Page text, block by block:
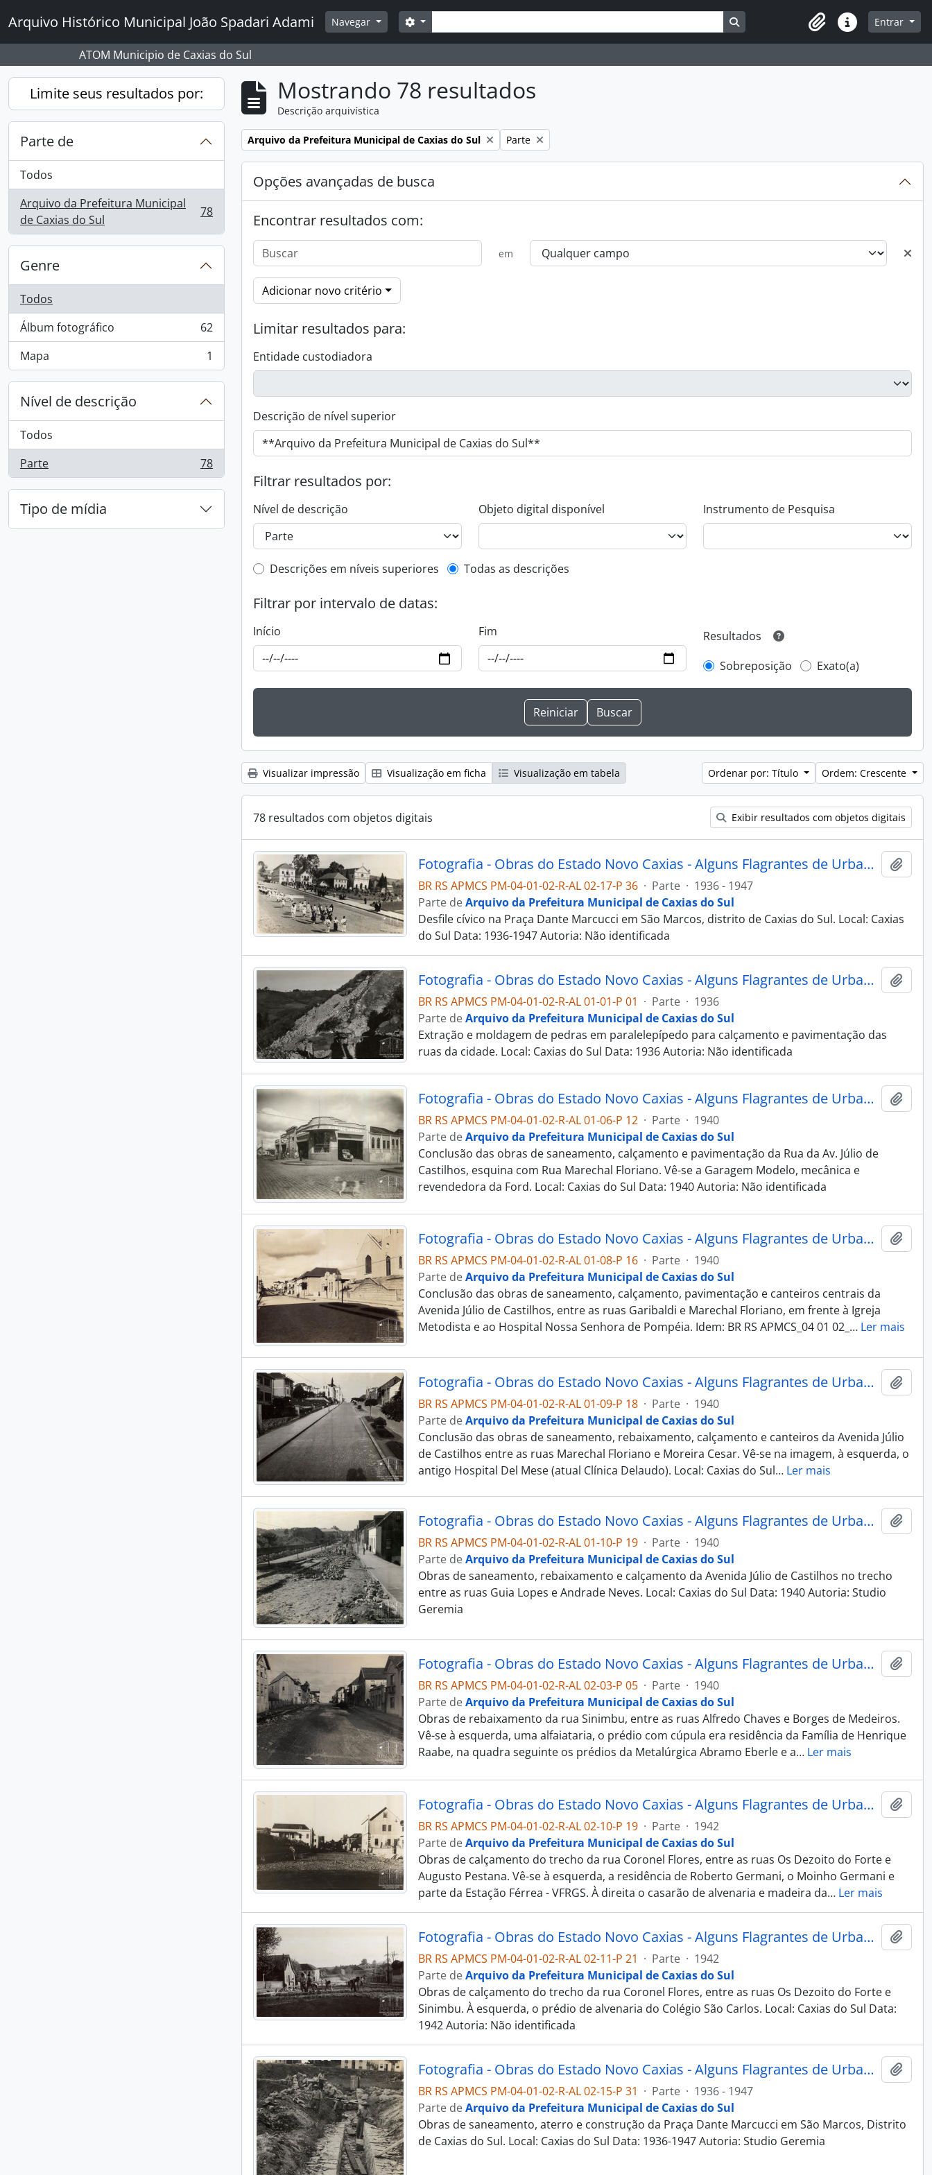
Arquivo Histórico Municipal João Spadari Adami Navegar Buscar
Opções de busca Busque na página de navegação
Atalhos Entrar
ATOM Municipio de Caxias do Sul
Limite seus resultados por:
Parte de
Todos
Arquivo da Prefeitura Municipal
de Caxias do Sul
, 78 resultados 78
Genre
Todos
Álbum fotográfico
, 62 resultados
62
Mapa
, 1 resultados 1
Nível de descrição
Todos
Parte
, 78 resultados 78
Tipo de mídia
Mostrando 78 resultados
Descrição arquivística
Remover filtro:
Arquivo da Prefeitura Municipal de Caxias do Sul Remover filtro:
Parte
Opções avançadas de busca
Encontrar resultados com:
em
Adicionar novo critério
Limitar resultados para:
Entidade custodiadora
Descrição de nível superior
Filtrar resultados por:
Nível de descrição Objeto digital disponível Instrumento de Pesquisa
Filtro de descrição de nível superior
Descrições em níveis superiores Todas as descrições
Filtrar por intervalo de datas:
Início Fim
Resultados
Sobreposição
Exato(a)
Visualizar impressão Visualização em ficha Visualização em tabela Ordenar por: Título Ordem: Crescente
78 resultados com objetos digitais Exibir resultados com objetos digitais
Fotografia - Obras do Estado Novo Caxias - Alguns Flagrantes de Urbanização e Saneamento - Administração Dante Marcucci
BR RS APMCS PM-04-01-02-R-AL 02-17-P 36 · Parte · 1936 - 1947
Parte deArquivo da Prefeitura Municipal de Caxias do Sul
Desfile cívico na Praça Dante Marcucci em São Marcos, distrito de Caxias do Sul. Local: Caxias
do Sul Data: 1936-1947 Autoria: Não identificada
Fotografia - Obras do Estado Novo Caxias - Alguns Flagrantes de Urbanização e Saneamento - Administração Dante Marcucci
BR RS APMCS PM-04-01-02-R-AL 01-01-P 01 · Parte · 1936
Parte deArquivo da Prefeitura Municipal de Caxias do Sul
Extração e moldagem de pedras em paralelepípedo para calçamento e pavimentação das
ruas da cidade. Local: Caxias do Sul Data: 1936 Autoria: Não identificada
Fotografia - Obras do Estado Novo Caxias - Alguns Flagrantes de Urbanização e Saneamento - Administração Dante Marcucci
BR RS APMCS PM-04-01-02-R-AL 01-06-P 12 · Parte · 1940
Parte deArquivo da Prefeitura Municipal de Caxias do Sul
Conclusão das obras de saneamento, calçamento e pavimentação da Rua da Av. Júlio de
Castilhos, esquina com Rua Marechal Floriano. Vê-se a Garagem Modelo, mecânica e
revendedora da Ford. Local: Caxias do Sul Data: 1940 Autoria: Não identificada
Fotografia - Obras do Estado Novo Caxias - Alguns Flagrantes de Urbanização e Saneamento - Administração Dante Marcucci
BR RS APMCS PM-04-01-02-R-AL 01-08-P 16 · Parte · 1940
Parte deArquivo da Prefeitura Municipal de Caxias do Sul
Conclusão das obras de saneamento, calçamento, pavimentação e canteiros centrais da
Avenida Júlio de Castilhos, entre as ruas Garibaldi e Marechal Floriano, em frente à Igreja
Metodista e ao Hospital Nossa Senhora de Pompéia. Idem: BR RS APMCS_04 01 02_ … Ler mais
Fotografia - Obras do Estado Novo Caxias - Alguns Flagrantes de Urbanização e Saneamento - Administração Dante Marcucci
BR RS APMCS PM-04-01-02-R-AL 01-09-P 18 · Parte · 1940
Parte deArquivo da Prefeitura Municipal de Caxias do Sul
Conclusão das obras de saneamento, rebaixamento, calçamento e canteiros da Avenida Júlio
de Castilhos entre as ruas Marechal Floriano e Moreira Cesar. Vê-se na imagem, à esquerda, o
antigo Hospital Del Mese (atual Clínica Delaudo). Local: Caxias do Sul… Ler mais
Fotografia - Obras do Estado Novo Caxias - Alguns Flagrantes de Urbanização e Saneamento - Administração Dante Marcucci
BR RS APMCS PM-04-01-02-R-AL 01-10-P 19 · Parte · 1940
Parte deArquivo da Prefeitura Municipal de Caxias do Sul
Obras de saneamento, rebaixamento e calçamento da Avenida Júlio de Castilhos no trecho
entre as ruas Guia Lopes e Andrade Neves. Local: Caxias do Sul Data: 1940 Autoria: Studio
Geremia
Fotografia - Obras do Estado Novo Caxias - Alguns Flagrantes de Urbanização e Saneamento - Administração Dante Marcucci
BR RS APMCS PM-04-01-02-R-AL 02-03-P 05 · Parte · 1940
Parte deArquivo da Prefeitura Municipal de Caxias do Sul
Obras de rebaixamento da rua Sinimbu, entre as ruas Alfredo Chaves e Borges de Medeiros.
Vê-se à esquerda, uma alfaiataria, o prédio com cúpula era residência da Família de Henrique
Raabe, na quadra seguinte os prédios da Metalúrgica Abramo Eberle e a… Ler mais
Fotografia - Obras do Estado Novo Caxias - Alguns Flagrantes de Urbanização e Saneamento - Administração Dante Marcucci
BR RS APMCS PM-04-01-02-R-AL 02-10-P 19 · Parte · 1942
Parte deArquivo da Prefeitura Municipal de Caxias do Sul
Obras de calçamento do trecho da rua Coronel Flores, entre as ruas Os Dezoito do Forte e
Augusto Pestana. Vê-se à esquerda, a residência de Roberto Germani, o Moinho Germani e
parte da Estação Férrea - VFRGS. À direita o casarão de alvenaria e madeira da… Ler mais
Fotografia - Obras do Estado Novo Caxias - Alguns Flagrantes de Urbanização e Saneamento - Administração Dante Marcucci
BR RS APMCS PM-04-01-02-R-AL 02-11-P 21 · Parte · 1942
Parte deArquivo da Prefeitura Municipal de Caxias do Sul
Obras de calçamento do trecho da rua Coronel Flores, entre as ruas Os Dezoito do Forte e
Sinimbu. À esquerda, o prédio de alvenaria do Colégio São Carlos. Local: Caxias do Sul Data:
1942 Autoria: Não identificada
Fotografia - Obras do Estado Novo Caxias - Alguns Flagrantes de Urbanização e Saneamento - Administração Dante Marcucci
BR RS APMCS PM-04-01-02-R-AL 02-15-P 31 · Parte · 1936 - 1947
Parte deArquivo da Prefeitura Municipal de Caxias do Sul
Obras de saneamento, aterro e construção da Praça Dante Marcucci em São Marcos, Distrito
de Caxias do Sul. Local: Caxias do Sul Data: 1936-1947 Autoria: Studio Geremia